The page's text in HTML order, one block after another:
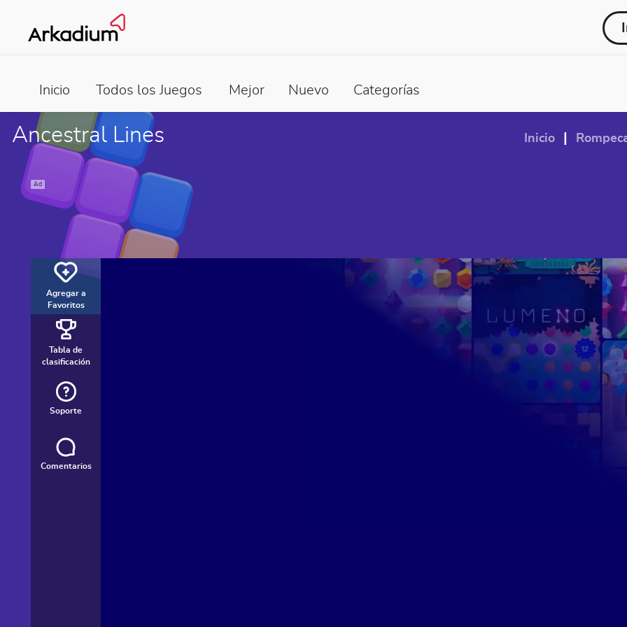
Inicio Todos los Juegos Mejor Nuevo Categorías
Ancestral Lines Inicio
Agregar a
Favoritos
Tabla de
clasificación
Soporte
Comentarios
Ad